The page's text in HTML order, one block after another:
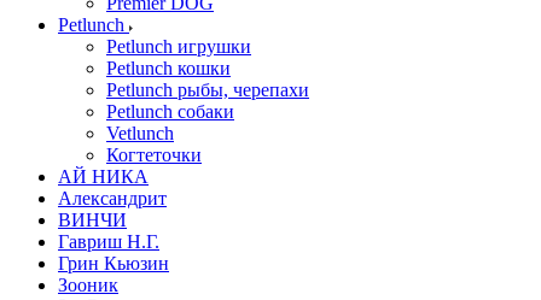
Petlunch
Petlunch игрушки
Petlunch кошки
Petlunch рыбы, черепахи
Petlunch собаки
Vetlunch
Когтеточки
АЙ НИКА
Александрит
ВИНЧИ
Гавриш Н.Г.
Грин Кьюзин
Зооник